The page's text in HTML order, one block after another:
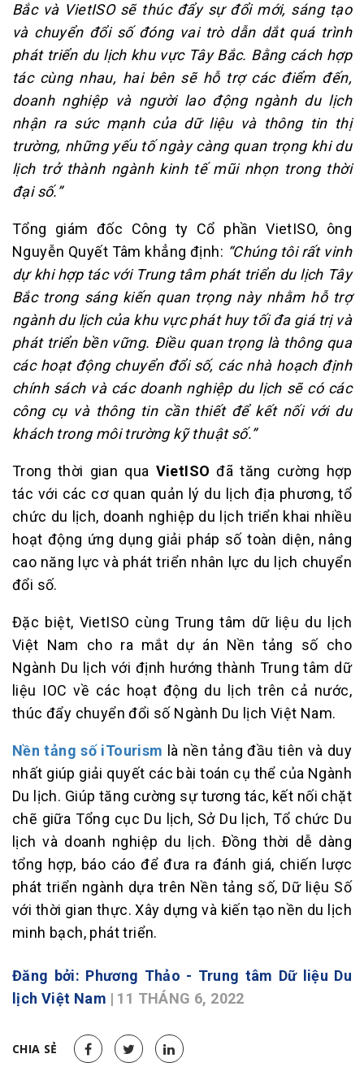
Bắc và VietISO sẽ thúc đẩy sự đổi mới, sáng tạo
và chuyển đổi số đóng vai trò dẫn dắt quá trình
phát triển du lịch khu vực Tây Bắc. Bằng cách hợp
tác cùng nhau, hai bên sẽ hỗ trợ các điểm đến,
doanh nghiệp và người lao động ngành du lịch
nhận ra sức mạnh của dữ liệu và thông tin thị
trường, những yếu tố ngày càng quan trọng khi du
lịch trở thành ngành kinh tế mũi nhọn trong thời
đại số.”
Tổng giám đốc Công ty Cổ phần VietISO, ông
Nguyễn Quyết Tâm khẳng định: “Chúng tôi rất vinh
dự khi hợp tác với Trung tâm phát triển du lịch Tây
Bắc trong sáng kiến quan trọng này nhằm hỗ trợ
ngành du lịch của khu vực phát huy tối đa giá trị và
phát triển bền vững. Điều quan trọng là thông qua
các hoạt động chuyển đổi số, các nhà hoạch định
chính sách và các doanh nghiệp du lịch sẽ có các
công cụ và thông tin cần thiết để kết nối với du
khách trong môi trường kỹ thuật số.”
Trong thời gian qua VietISO đã tăng cường hợp
tác với các cơ quan quản lý du lịch địa phương, tổ
chức du lịch, doanh nghiệp du lịch triển khai nhiều
hoạt động ứng dụng giải pháp số toàn diện, nâng
cao năng lực và phát triển nhân lực du lịch chuyển
đổi số.
Đặc biệt, VietISO cùng Trung tâm dữ liệu du lịch
Việt Nam cho ra mắt dự án Nền tảng số cho
Ngành Du lịch với định hướng thành Trung tâm dữ
liệu IOC về các hoạt động du lịch trên cả nước,
thúc đẩy chuyển đổi số Ngành Du lịch Việt Nam.
Nền tảng số iTourism là nền tảng đầu tiên và duy
nhất giúp giải quyết các bài toán cụ thể của Ngành
Du lịch. Giúp tăng cường sự tương tác, kết nối chặt
chẽ giữa Tổng cục Du lịch, Sở Du lịch, Tổ chức Du
lịch và doanh nghiệp du lịch. Đồng thời dễ dàng
tổng hợp, báo cáo để đưa ra đánh giá, chiến lược
phát triển ngành dựa trên Nền tảng số, Dữ liệu Số
với thời gian thực. Xây dựng và kiến tạo nền du lịch
minh bạch, phát triển.
Đăng bởi: Phương Thảo - Trung tâm Dữ liệu Du
lịch Việt Nam | 11 THÁNG 6, 2022
CHIA SẺ